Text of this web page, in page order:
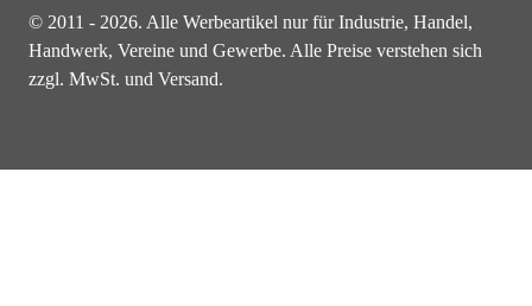
© 2011 - 2026. Alle Werbeartikel nur für Industrie, Handel,
Handwerk, Vereine und Gewerbe. Alle Preise verstehen sich
zzgl. MwSt. und Versand.